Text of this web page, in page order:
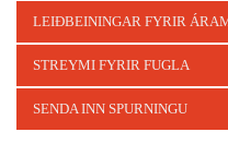
LEIÐBEININGAR FYRIR
STREYMI FYRIR FUGLA
SENDA INN SPURNINGU